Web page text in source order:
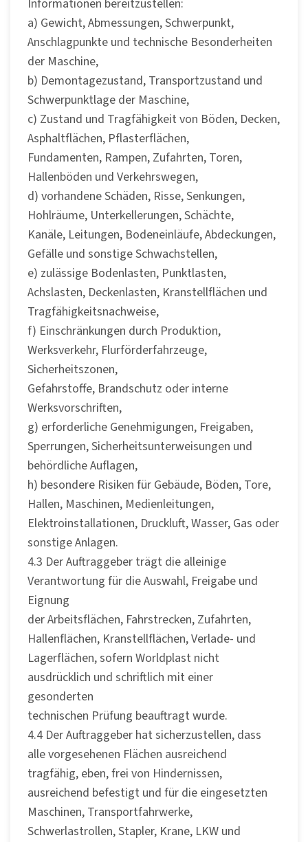
Informationen bereitzustellen:
a) Gewicht, Abmessungen, Schwerpunkt,
Anschlagpunkte und technische Besonderheiten
der Maschine,
b) Demontagezustand, Transportzustand und
Schwerpunktlage der Maschine,
c) Zustand und Tragfähigkeit von Böden, Decken,
Asphaltflächen, Pflasterflächen,
Fundamenten, Rampen, Zufahrten, Toren,
Hallenböden und Verkehrswegen,
d) vorhandene Schäden, Risse, Senkungen,
Hohlräume, Unterkellerungen, Schächte,
Kanäle, Leitungen, Bodeneinläufe, Abdeckungen,
Gefälle und sonstige Schwachstellen,
e) zulässige Bodenlasten, Punktlasten,
Achslasten, Deckenlasten, Kranstellflächen und
Tragfähigkeitsnachweise,
f) Einschränkungen durch Produktion,
Werksverkehr, Flurförderfahrzeuge,
Sicherheitszonen,
Gefahrstoffe, Brandschutz oder interne
Werksvorschriften,
g) erforderliche Genehmigungen, Freigaben,
Sperrungen, Sicherheitsunterweisungen und
behördliche Auflagen,
h) besondere Risiken für Gebäude, Böden, Tore,
Hallen, Maschinen, Medienleitungen,
Elektroinstallationen, Druckluft, Wasser, Gas oder
sonstige Anlagen.
4.3 Der Auftraggeber trägt die alleinige
Verantwortung für die Auswahl, Freigabe und
Eignung
der Arbeitsflächen, Fahrstrecken, Zufahrten,
Hallenflächen, Kranstellflächen, Verlade- und
Lagerflächen, sofern Worldplast nicht
ausdrücklich und schriftlich mit einer
gesonderten
technischen Prüfung beauftragt wurde.
4.4 Der Auftraggeber hat sicherzustellen, dass
alle vorgesehenen Flächen ausreichend
tragfähig, eben, frei von Hindernissen,
ausreichend befestigt und für die eingesetzten
Maschinen, Transportfahrwerke,
Schwerlastrollen, Stapler, Krane, LKW und